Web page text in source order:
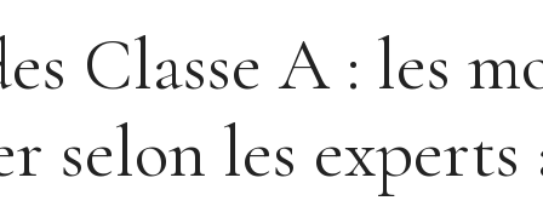
Classe A : les
selon les experts